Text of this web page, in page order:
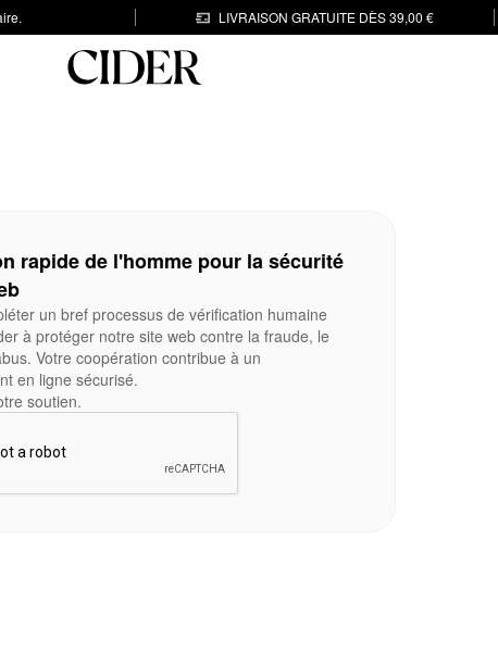
LIVRAISON GRATUITE DÈS 39,00 €
rapide de l'homme pour la sécurité
un bref processus de vérification humaine
à protéger notre site web contre la fraude, le
Votre coopération contribue à un
en ligne sécurisé.
soutien.